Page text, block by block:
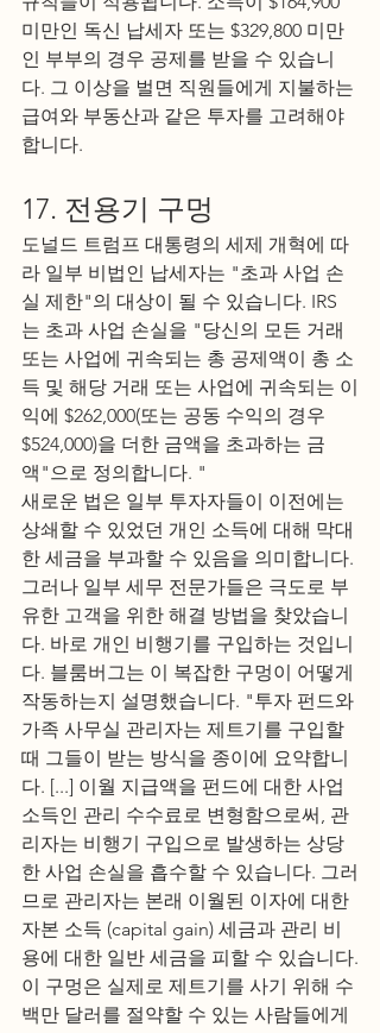
미만인 독신 납세자 또는 $329,800 미만
인 부부의 경우 공제를 받을 수 있습니
다. 그 이상을 벌면 직원들에게 지불하는
급여와 부동산과 같은 투자를 고려해야
합니다.
17. 전용기 구멍
도널드 트럼프 대통령의 세제 개혁에 따
라 일부 비법인 납세자는 "초과 사업 손
실 제한"의 대상이 될 수 있습니다. IRS
는 초과 사업 손실을 "당신의 모든 거래
또는 사업에 귀속되는 총 공제액이 총 소
득 및 해당 거래 또는 사업에 귀속되는 이
익에 $262,000(또는 공동 수익의 경우
$524,000)을 더한 금액을 초과하는 금
액"으로 정의합니다. "
새로운 법은 일부 투자자들이 이전에는
상쇄할 수 있었던 개인 소득에 대해 막대
한 세금을 부과할 수 있음을 의미합니다.
그러나 일부 세무 전문가들은 극도로 부
유한 고객을 위한 해결 방법을 찾았습니
다. 바로 개인 비행기를 구입하는 것입니
다. 블룸버그는 이 복잡한 구멍이 어떻게
작동하는지 설명했습니다. "투자 펀드와
가족 사무실 관리자는 제트기를 구입할
때 그들이 받는 방식을 종이에 요약합니
다. [...] 이월 지급액을 펀드에 대한 사업
소득인 관리 수수료로 변형함으로써, 관
리자는 비행기 구입으로 발생하는 상당
한 사업 손실을 흡수할 수 있습니다. 그러
므로 관리자는 본래 이월된 이자에 대한
자본 소득 (capital gain) 세금과 관리 비
용에 대한 일반 세금을 피할 수 있습니다.
이 구멍은 실제로 제트기를 사기 위해 수
백만 달러를 절약할 수 있는 사람들에게